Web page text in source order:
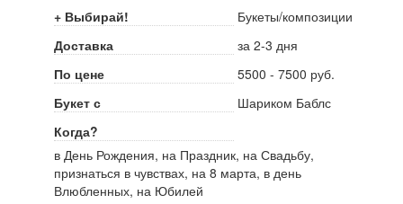
+ Выбирай!
Букеты/композиции
Доставка
за 2-3 дня
По цене
5500 - 7500 руб.
Букет с
Шариком Баблс
Когда?
в День Рождения, на Праздник, на Свадьбу,
признаться в чувствах, на 8 марта, в день
Влюбленных, на Юбилей